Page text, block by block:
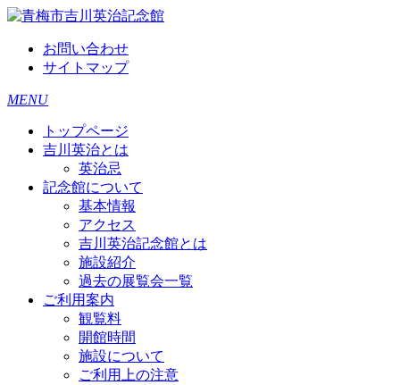
お問い合わせ
サイトマップ
MENU
トップページ
吉川英治とは
英治忌
記念館について
基本情報
アクセス
吉川英治記念館とは
施設紹介
過去の展覧会一覧
ご利用案内
観覧料
開館時間
施設について
ご利用上の注意